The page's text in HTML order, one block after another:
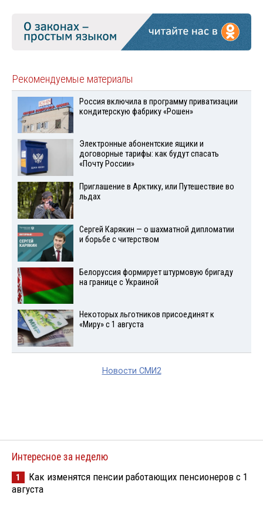
Рекомендуемые материалы
Россия включила в программу приватизации
кондитерскую фабрику «Рошен»
Электронные абонентские ящики и
договорные тарифы: как будут спасать
«Почту России»
Приглашение в Арктику, или Путешествие во
льдах
Сергей Карякин — о шахматной дипломатии
и борьбе с читерством
Белоруссия формирует штурмовую бригаду
на границе с Украиной
Некоторых льготников присоединят к
«Миру» с 1 августа
Новости СМИ2
Интересное за неделю
1
Как изменятся пенсии работающих пенсионеров с 1
августа